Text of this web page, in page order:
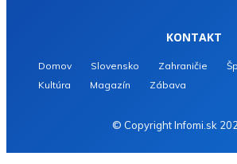
KONTAKT
Domov Slovensko Zahraničie
Kultúra
Magazín Zábava
© Copyright Infomi.sk